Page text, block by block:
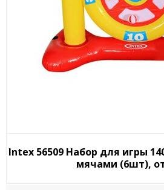
Intex 56509 Набор для игры
мячами (6шт),